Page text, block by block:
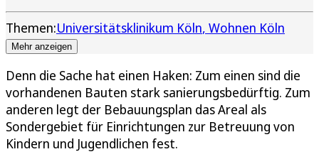
Themen:Universitätsklinikum Köln Wohnen Köln
Mehr anzeigen
Denn die Sache hat einen Haken: Zum einen sind die
vorhandenen Bauten stark sanierungsbedürftig. Zum
anderen legt der Bebauungsplan das Areal als
Sondergebiet für Einrichtungen zur Betreuung von
Kindern und Jugendlichen fest.